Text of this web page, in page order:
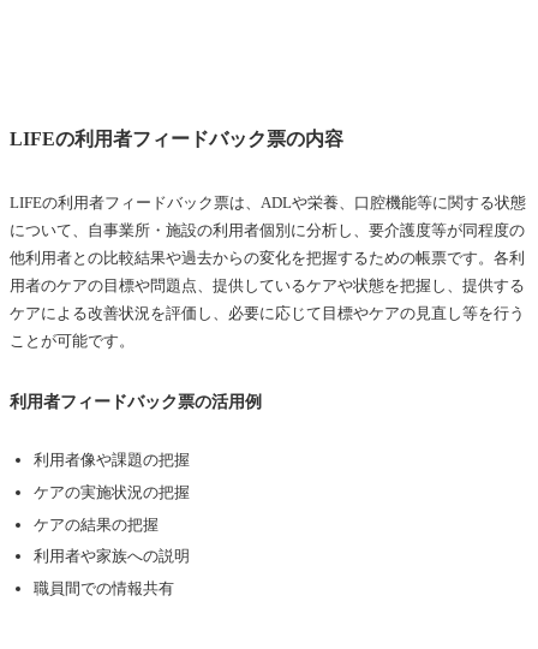
LIFEの利用者フィードバック票の内容
LIFEの利用者フィードバック票は、ADLや栄養、口腔機能等に関する状態
について、自事業所・施設の利用者個別に分析し、要介護度等が同程度の
他利用者との比較結果や過去からの変化を把握するための帳票です。各利
用者のケアの目標や問題点、提供しているケアや状態を把握し、提供する
ケアによる改善状況を評価し、必要に応じて目標やケアの見直し等を行う
ことが可能です。
利用者フィードバック票の活用例
利用者像や課題の把握
ケアの実施状況の把握
ケアの結果の把握
利用者や家族への説明
職員間での情報共有